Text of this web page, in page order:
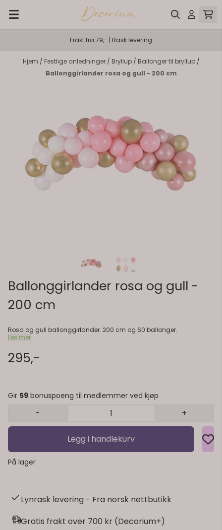
Hopp til innhold
Frakt fra 79,- | Rask levering
Hjem / Festlige anledninger / Bryllup / Ballonger til bryllup /
Ballonggirlander rosa og gull - 200 cm
Ballonggirlander rosa og gull -
200 cm
Rosa og gull ballonggirlander. 200 cm og 60 ballonger.
Les mer
295,-
Gir 59 bonuspoeng til medlemmer ved kjøp
- +
Legg i handlekurv
På lager
Lynrask levering - Fra norsk nettbutikk
Gratis frakt over 700 kr (Decorium+)